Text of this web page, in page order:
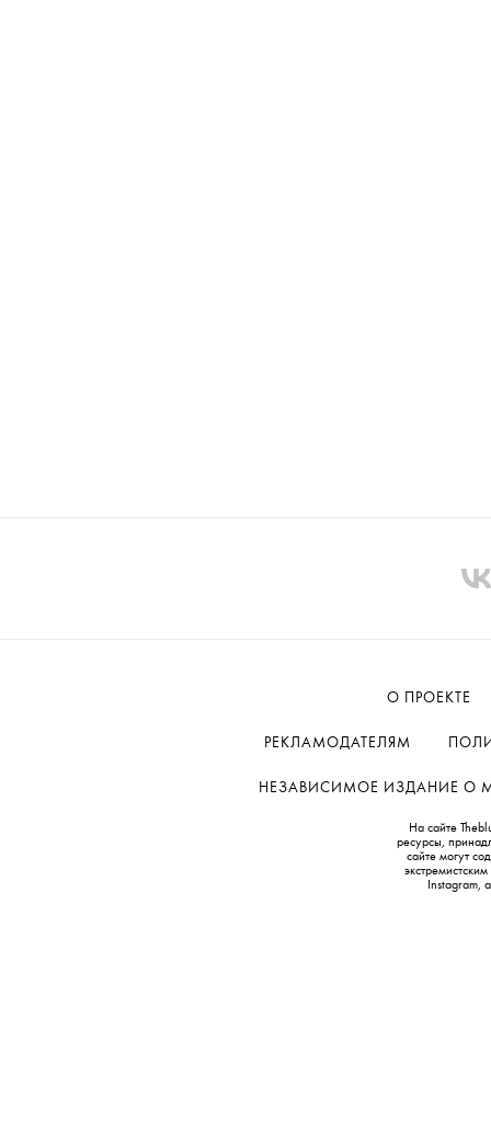
О ПРОЕКТЕ
РЕКЛАМОДАТЕЛЯМ
НЕЗАВИСИМОЕ ИЗДАНИЕ О
На сайте
ресурсы,
сайте могут
Instagram,